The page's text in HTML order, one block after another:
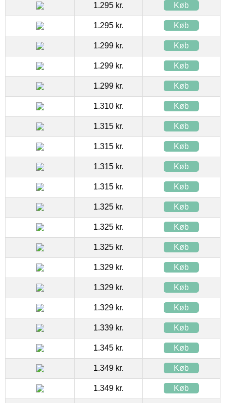
1.295 kr. Køb
1.295 kr. Køb
1.299 kr. Køb
1.299 kr. Køb
1.299 kr. Køb
1.310 kr. Køb
1.315 kr. Køb
1.315 kr. Køb
1.315 kr. Køb
1.315 kr. Køb
1.325 kr. Køb
1.325 kr. Køb
1.325 kr. Køb
1.329 kr. Køb
1.329 kr. Køb
1.329 kr. Køb
1.339 kr. Køb
1.345 kr. Køb
1.349 kr. Køb
1.349 kr. Køb